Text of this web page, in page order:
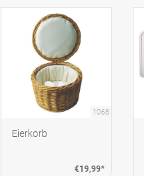
1068
Eierkorb
€19,99*